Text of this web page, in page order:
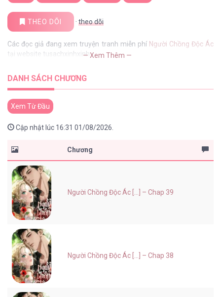
THEO DÕI · theo dõi
Các đọc giả đang xem truyện tranh miễn phí Người Chồng Độc Ác
tại website tusachxinhxinh— Xem Thêm —
DANH SÁCH CHƯƠNG
Xem Từ Đầu
Cập nhật lúc 16:31 01/08/2026.
Chương
Người Chồng Độc Ác [...] – Chap 39
Người Chồng Độc Ác [...] – Chap 38